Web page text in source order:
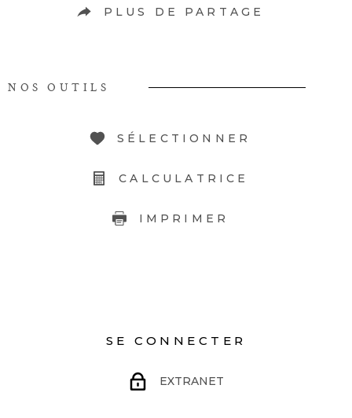
PLUS DE PARTAGE
NOS OUTILS
SÉLECTIONNER
CALCULATRICE
IMPRIMER
SE CONNECTER
EXTRANET